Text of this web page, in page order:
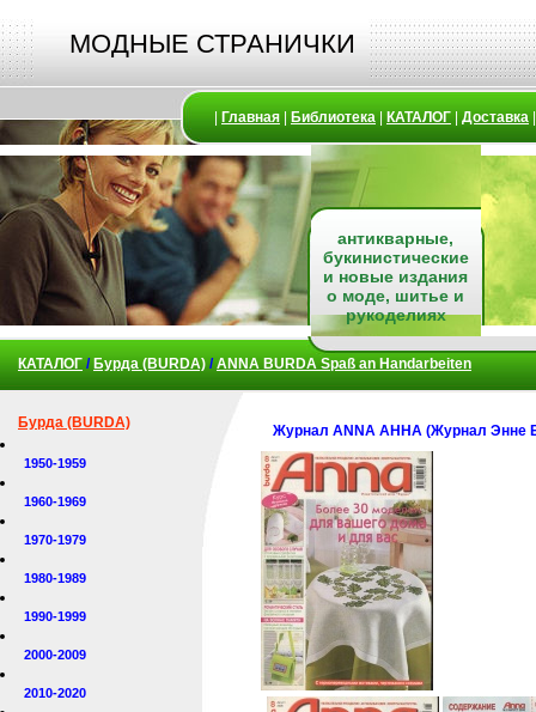
МОДНЫЕ СТРАНИЧКИ
Главная Библиотека КАТАЛОГ Доставка
антикварные,
букинистические
и новые издания
о моде, шитье и
рукоделиях
КАТАЛОГ / Бурда (BURDA) /ANNA BURDA Spaß an Handarbeiten
Бурда (BURDA)
1950-1959
1960-1969
1970-1979
1980-1989
1990-1999
2000-2009
2010-2020
Журнал ANNA АННА (Журнал Энне